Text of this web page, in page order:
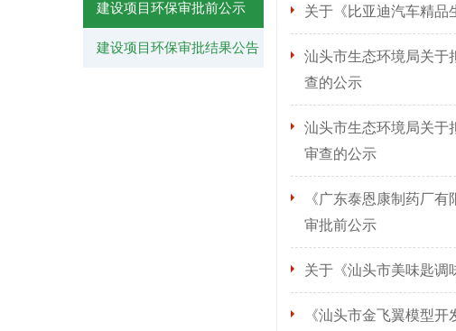
建设项目环保审批前公示
建设项目环保审批结果公告
关于《比亚迪汽车精品
汕头市生态环境局关于
查的公示
汕头市生态环境局关于
审查的公示
《广东泰恩康制药厂
审批前公示
关于《汕头市美味匙调
《汕头市金飞翼模型